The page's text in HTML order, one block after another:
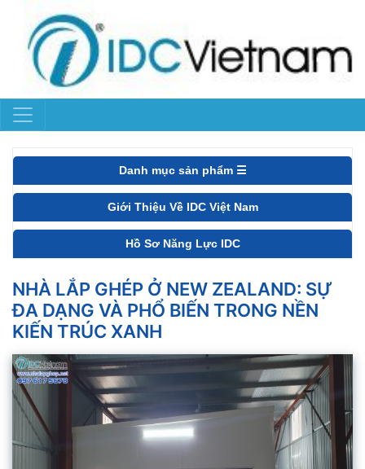
Danh mục sản phẩm ☰
Giới Thiệu Về IDC Việt Nam
Hồ Sơ Năng Lực IDC
NHÀ LẮP GHÉP Ở NEW ZEALAND: SỰ
ĐA DẠNG VÀ PHỔ BIẾN TRONG NỀN
KIẾN TRÚC XANH